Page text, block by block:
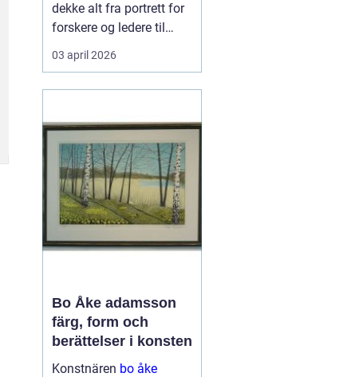
dekke alt fra portrett for
forskere og ledere til
reklamebilder,
kunstfotografi og nære
konfirmasjon når de
hører ordet fotograf, men
i en kunnskapsby som
Lund handler
fotograferi...
03 april 2026
Bo Åke adamsson
färg, form och
berättelser i konsten
Konstnären bo åke